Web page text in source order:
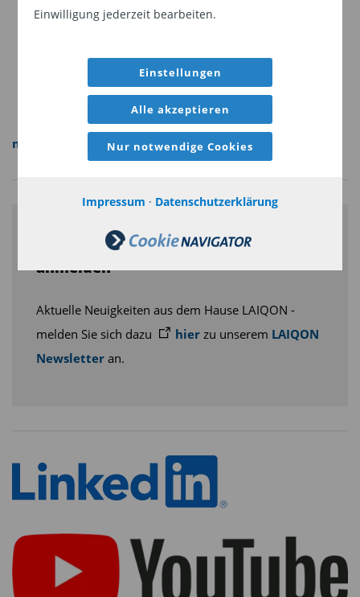
Einwilligung jederzeit bearbeiten.
Einstellungen
Alle akzeptieren
Nur notwendige Cookies
Impressum · Datenschutzerklärung
Rund 200 Mitarbeiter
15.04.2026)
Aktive- und KI-gemanagte Fonds, individuelle
Vermögensverwaltung
mehr Infos
Jetzt für den LAIQON-Newsletter
anmelden
Aktuelle Neuigkeiten aus dem Hause LAIQON -
melden Sie sich dazu
hier zu unserem LAIQON
Newsletter an.